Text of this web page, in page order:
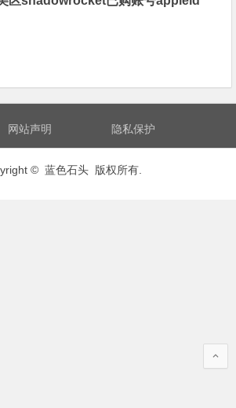
网站声明 隐私保护
© 蓝色石头 版权所有.